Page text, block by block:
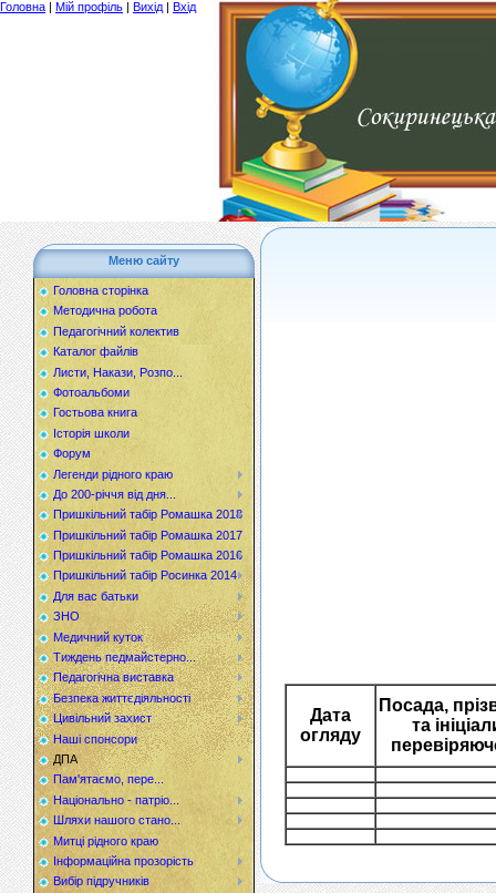
Головна | Мій профіль | Вихід | Вхід
Меню сайту
Головна сторінка
Методична робота
Педагогічний колектив
Каталог файлів
Листи, Накази, Розпо...
Фотоальбоми
Гостьова книга
Історія школи
Форум
Легенди рідного краю
До 200-річчя від дня...
Пришкільний табір Ромашка 2018
Пришкільний табір Ромашка 2017
Пришкільний табір Ромашка 2016
Пришкільний табір Росинка 2014
Для вас батьки
ЗНО
Медичний куток
Тиждень педмайстерно...
Педагогічна виставка
Безпека життєдіяльності
Цивільний захист
Наші спонсори
ДПА
Пам'ятаємо, пере...
Національно - патріо...
Шляхи нашого стано...
Митці рідного краю
Інформаційна прозорість
Вибір підручників
Дата
огляду
Посада,
та